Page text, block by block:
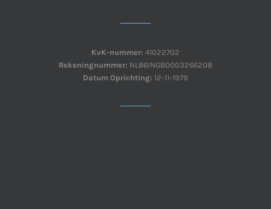
KvK-nummer: 41022702
Rekeningnummer: NL86INGB0003266208
Datum Oprichting: 12-11-1979